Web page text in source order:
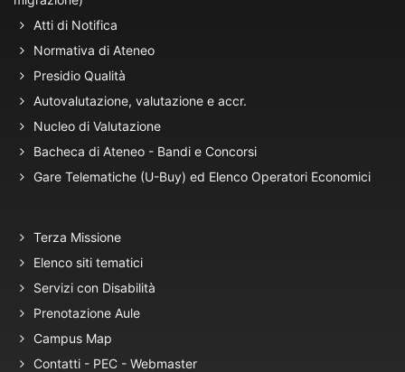
Atti di Notifica
Normativa di Ateneo
Presidio Qualità
Autovalutazione, valutazione e accr.
Nucleo di Valutazione
Bacheca di Ateneo - Bandi e Concorsi
Gare Telematiche (U-Buy) ed Elenco Operatori Economici
Terza Missione
Elenco siti tematici
Servizi con Disabilità
Prenotazione Aule
Campus Map
Contatti - PEC - Webmaster